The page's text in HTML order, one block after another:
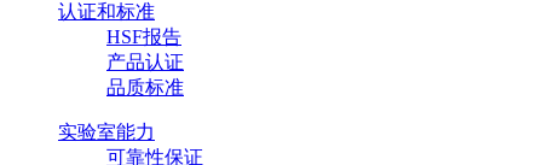
认证和标准
HSF报告
产品认证
品质标准
实验室能力
可靠性保证